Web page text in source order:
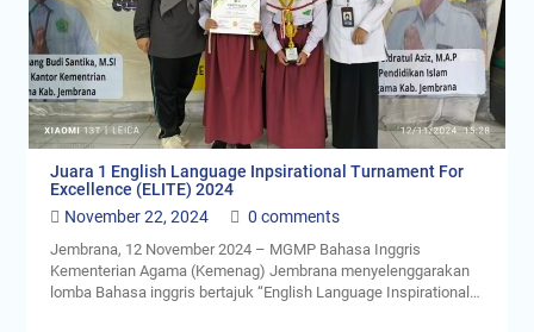
Juara 1 English Language Inpsirational Turnament For
Excellence (ELITE) 2024
November 22, 2024
0 comments
Jembrana, 12 November 2024 – MGMP Bahasa Inggris
Kementerian Agama (Kemenag) Jembrana menyelenggarakan
lomba Bahasa inggris bertajuk “English Language Inspirational…